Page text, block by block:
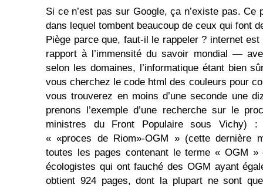
Si ce n’est pas sur Google, ça n’existe pas. Ce
dans lequel tombent beaucoup de ceux qui font
Piège parce que, faut-il le rappeler ? internet
rapport à l’immensité du savoir mondial —
selon les domaines, l’informatique étant bien
vous cherchez le code html des couleurs pour
vous trouverez en moins d’une seconde une
prenons l’exemple d’une recherche sur le
ministres du Front Populaire sous Vichy)
« «proces de Riom»-OGM » (cette dernière
toutes les pages contenant le terme « OGM
écologistes qui ont fauché des OGM ayant
obtient 924 pages, dont la plupart ne sont